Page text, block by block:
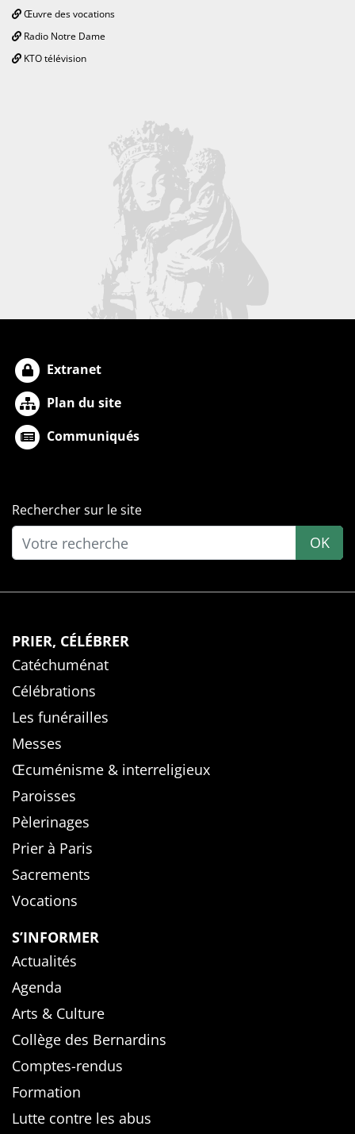
Œuvre des vocations
Radio Notre Dame
KTO télévision
Extranet
Plan du site
Communiqués
Rechercher sur le site
OK
PRIER, CÉLÉBRER
Catéchuménat
Célébrations
Les funérailles
Messes
Œcuménisme & interreligieux
Paroisses
Pèlerinages
Prier à Paris
Sacrements
Vocations
S’INFORMER
Actualités
Agenda
Arts & Culture
Collège des Bernardins
Comptes-rendus
Formation
Lutte contre les abus